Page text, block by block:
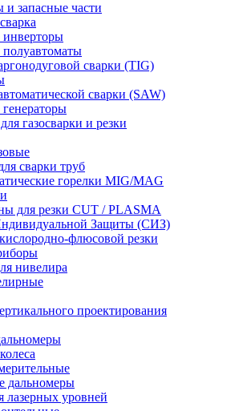
и запасные части
сварки (TIG)
сварки (SAW)
газосварки и резки
сварки труб
горелки MIG/MAG
для резки CUT / PLASMA
Защиты (СИЗ)
флюсовой резки
нивелира
проектирования
дальномеры
лазерных уровней